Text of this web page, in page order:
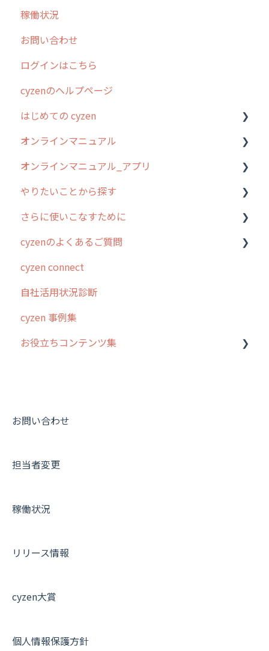
2026年のリリース情報
2025年のリリース情報
2024年のリリース情報
2023年のリリース情報
過去のリリース
2019年までのリリース情報
お客様の声を実現しました
稼働状況
お問い合わせ
ログインはこちら
cyzenのヘルプページ
はじめての cyzen
0. はじめてのcyzenの使い方
1. cyzenについて知ろう
2. 主要機能の概要
3. cyzenの位置情報取得について
4. cyzen利用前の準備：システム管理者編
5. 基本的な使い方：システム管理者編
6. 基本的な使い方：ユーザー編
7. 初心者向けよくある質問集
8. 用語集
【業界業種別】cyzen設定方法
オンラインマニュアル
管理サイトの使い始め
ユーザー・グループ管理
行動管理
予定管理
スポット
ステータス・主観
報告書・行動種別
勤怠管理
帳票出力
商品
オンラインマニュアル_アプリ
アプリの使い始め
ホーム画面
スポット
報告閲覧
予定
日報
履歴
パフォーマンス
お知らせ
やりたいことから探す
行動管理
勤怠管理
予定管理
スポット
ステータス・主観
報告書・行動種別
活動通知
商品
さらに使いこなすために
はじめに
スポット・ステータス関連オプション
交通費自動計算
安全走行支援
写真管理・高画質化
その他オプション
契約・その他
cyzenのよくあるご質問
ログインについて
グループ・ユーザーについて
GPS・位置情報 について
ルート自動記録 について
報告書について
メンバー画面について
その他よくある質問
cyzen connect
自社活用状況診断
cyzen 事例集
お役立ちコンテンツ集
動画集：共通
お問い合わせ
担当者変更
稼働状況
リリース情報
cyzen大賞
個人情報保護方針